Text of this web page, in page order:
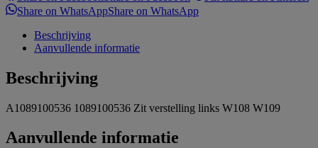
Share on WhatsAppShare on WhatsApp
Beschrijving
Aanvullende informatie
Beschrijving
A1089100536 1089100536 Zit verstelling links W108 W109
Aanvullende informatie